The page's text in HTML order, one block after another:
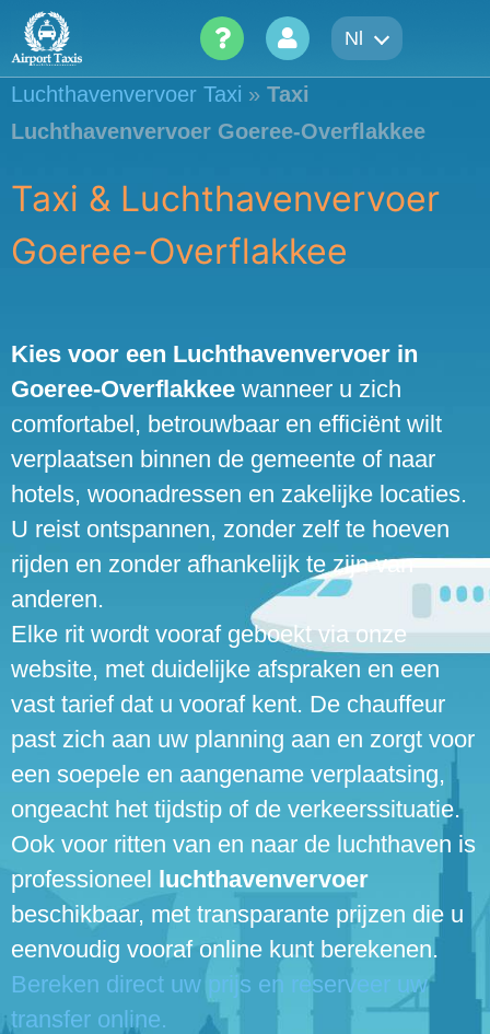
Skip
content
Nl
Luchthavenvervoer Taxi » Taxi
Luchthavenvervoer Goeree-Overflakkee
Taxi & Luchthavenvervoer
Goeree-Overflakkee
Kies voor een Luchthavenvervoer in
Goeree-Overflakkee wanneer u zich
comfortabel, betrouwbaar en efficiënt wilt
verplaatsen binnen de gemeente of naar
hotels, woonadressen en zakelijke locaties.
U reist ontspannen, zonder zelf te hoeven
rijden en zonder afhankelijk te zijn van
anderen.
Elke rit wordt vooraf geboekt via onze
website, met duidelijke afspraken en een
vast tarief dat u vooraf kent. De chauffeur
past zich aan uw planning aan en zorgt voor
een soepele en aangename verplaatsing,
ongeacht het tijdstip of de verkeerssituatie.
Ook voor ritten van en naar de luchthaven is
professioneel luchthavenvervoer
beschikbaar, met transparante prijzen die u
eenvoudig vooraf online kunt berekenen.
Bereken direct uw prijs en reserveer uw
transfer online.